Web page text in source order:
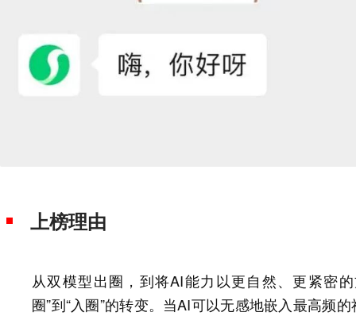
上榜理由
从双模型出圈，到将AI能力以更自然、更紧密
圈”到“入圈”的转变。当AI可以无感地嵌入最高频